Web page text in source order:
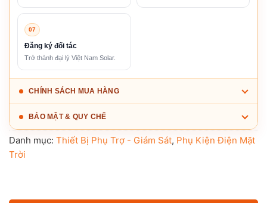
07
Đăng ký đối tác
Trở thành đại lý Việt Nam Solar.
CHÍNH SÁCH MUA HÀNG
BẢO MẬT & QUY CHẾ
Danh mục: Thiết Bị Phụ Trợ - Giám Sát, Phụ Kiện Điện Mặt
Trời